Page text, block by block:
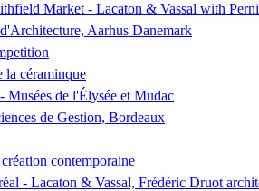
Market - Lacaton & Vassal with
Aarhus Danemark
la céraminque
Musées de l'Élysée et Mudac
de Gestion, Bordeaux
contemporaine
- Lacaton & Vassal, Frédéric Druot